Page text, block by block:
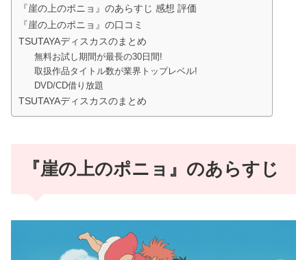
『崖の上のポニョ』のあらすじ 感想 評価
『崖の上のポニョ』の口コミ
TSUTAYAディスカスのまとめ
無料お試し期間が最長の30日間!
取扱作品タイトル数が業界トップレベル!
DVD/CD借り放題
TSUTAYAディスカスのまとめ
『崖の上のポニョ』のあらすじ